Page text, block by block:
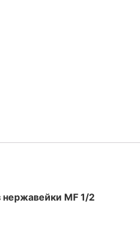
нержавейки MF 1/2